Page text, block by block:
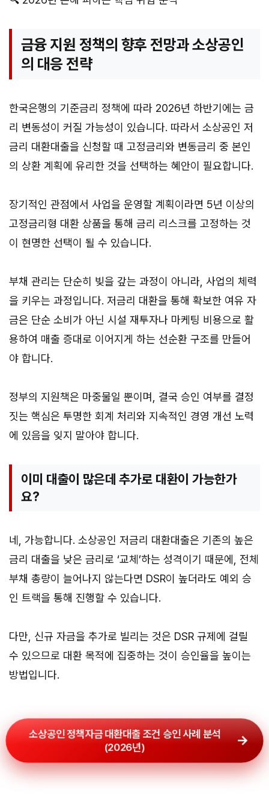
금융 지원 정책의 향후 전망과 소상공인
의 대응 전략
한국은행의 기준금리 정책에 따라 2026년 하반기에는 금
리 변동성이 커질 가능성이 있습니다. 따라서 소상공인 저
금리 대환대출을 신청할 때 고정금리와 변동금리 중 본인
의 상환 계획에 유리한 것을 선택하는 혜안이 필요합니다.
장기적인 관점에서 사업을 운영할 계획이라면 5년 이상의
고정금리형 대환 상품을 통해 금리 리스크를 고정하는 것
이 현명한 선택이 될 수 있습니다.
부채 관리는 단순히 빚을 갚는 과정이 아니라, 사업의 체력
을 키우는 과정입니다. 저금리 대환을 통해 확보한 여유 자
금은 단순 소비가 아닌 시설 재투자나 마케팅 비용으로 활
용하여 매출 증대로 이어지게 하는 선순환 구조를 만들어
야 합니다.
정부의 지원책은 마중물일 뿐이며, 결국 승인 여부를 결정
짓는 핵심은 투명한 회계 처리와 지속적인 경영 개선 노력
에 있음을 잊지 말아야 합니다.
이미 대출이 많은데 추가로 대환이 가능한가
요?
네, 가능합니다. 소상공인 저금리 대환대출은 기존의 높은
금리 대출을 낮은 금리로 ‘교체’하는 성격이기 때문에, 전체
부채 총량이 늘어나지 않는다면 DSR이 높더라도 예외 승
인 트랙을 통해 진행할 수 있습니다.
다만, 신규 자금을 추가로 빌리는 것은 DSR 규제에 걸릴
수 있으므로 대환 목적에 집중하는 것이 승인율을 높이는
방법입니다.
소상공인 정책자금 대환대출 조건 승인 사례 분석
(2026년)